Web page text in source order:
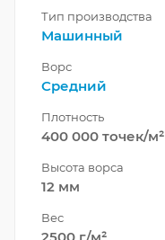
Тип производства
Машинный
Ворс
Средний
Плотность
400 000 точек/м²
Высота ворса
12 мм
Вес